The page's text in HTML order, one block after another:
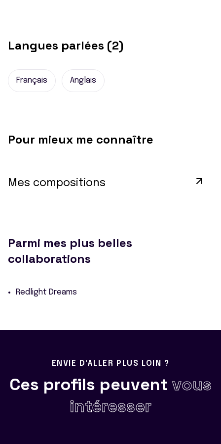
Langues parlées (2)
Français Anglais
Pour mieux me connaître
Mes compositions
Parmi mes plus belles
collaborations
Redlight Dreams
ENVIE D'ALLER PLUS LOIN ?
Ces profils peuvent vous
intéresser